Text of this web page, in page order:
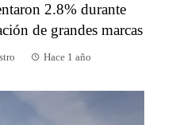
2.8% durante
de grandes marcas
Hace 1 año